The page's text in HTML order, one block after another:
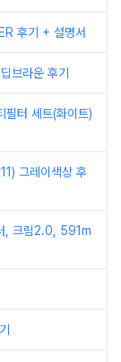
후기 + 설명서
브라운 후기
터 세트(화이트)
그레이색상 후
, 크림2.0, 591m